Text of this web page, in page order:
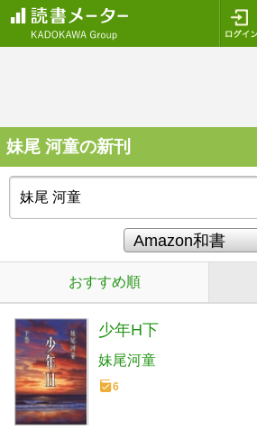
妹尾 河童の新刊
おすすめ順
少年H下
妹尾河童
6